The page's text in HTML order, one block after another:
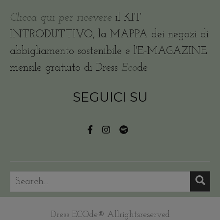
Clicca qui per ricevere il KIT
INTRODUTTIVO, la MAPPA dei negozi di
abbigliamento sostenibile e l'E-MAGAZINE
mensile gratuito di Dress Ecode
SEGUICI SU
Dress ECOde® Allrightsreserved